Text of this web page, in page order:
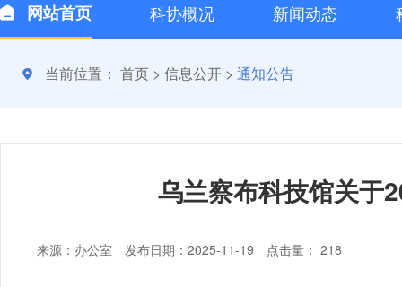
网站首页 科协概况 新闻动态
当前位置： 首页 > 信息公开 > 通知公告
乌兰察布科技馆关于
来源：办公室 发布日期：2025-11-19 点击量： 218